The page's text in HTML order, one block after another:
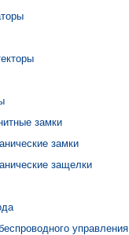
замки
замки
защелки
управления